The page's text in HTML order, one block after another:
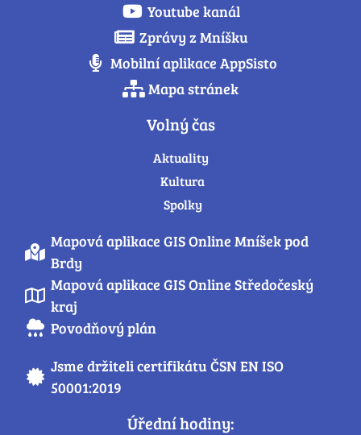
Youtube kanál
Zprávy z Mníšku
Mobilní aplikace AppSisto
Mapa stránek
Volný čas
Aktuality
Kultura
Spolky
Mapová aplikace GIS Online Mníšek pod
Brdy
Mapová aplikace GIS Online Středočeský
kraj
Povodňový plán
Jsme držiteli certifikátu ČSN EN ISO
50001:2019
Úřední hodiny: